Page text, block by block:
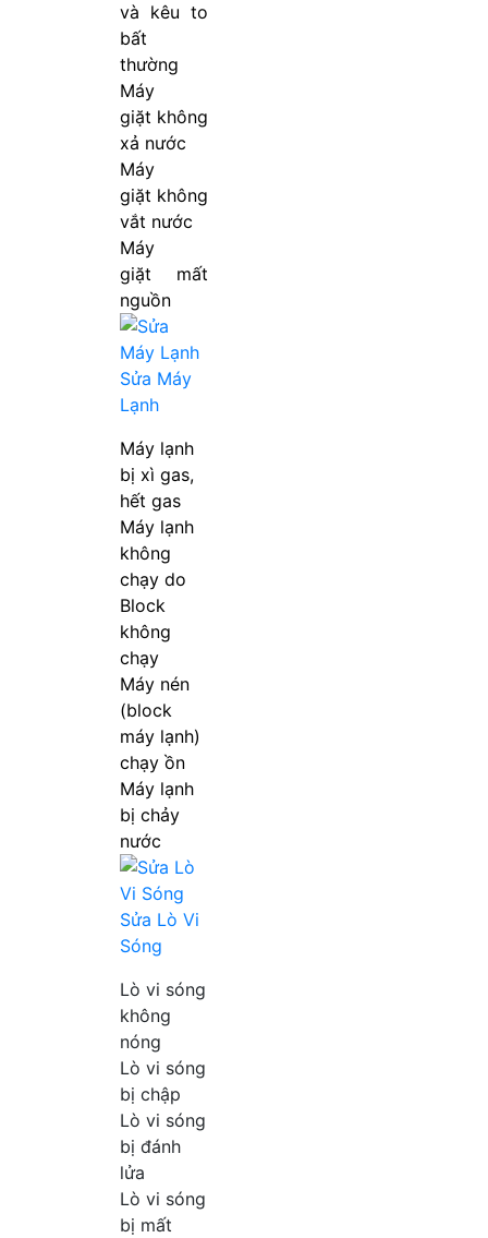
và kêu to
bất
thường
Máy
giặt không
xả nước
Máy
giặt không
vắt nước
Máy
giặt mất
nguồn
Sửa Máy
Lạnh
Máy lạnh
bị xì gas,
hết gas
Máy lạnh
không
chạy do
Block
không
chạy
Máy nén
(block
máy lạnh)
chạy ồn
Máy lạnh
bị chảy
nước
Sửa Lò Vi
Sóng
Lò vi sóng
không
nóng
Lò vi sóng
bị chập
Lò vi sóng
bị đánh
lửa
Lò vi sóng
bị mất